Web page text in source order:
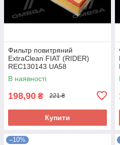
Фильтр повитряний
ExtraClean FIAT (RIDER)
REC130143 UA58
В наявності
198,90 ₴ 221 ₴
Купити
–10%